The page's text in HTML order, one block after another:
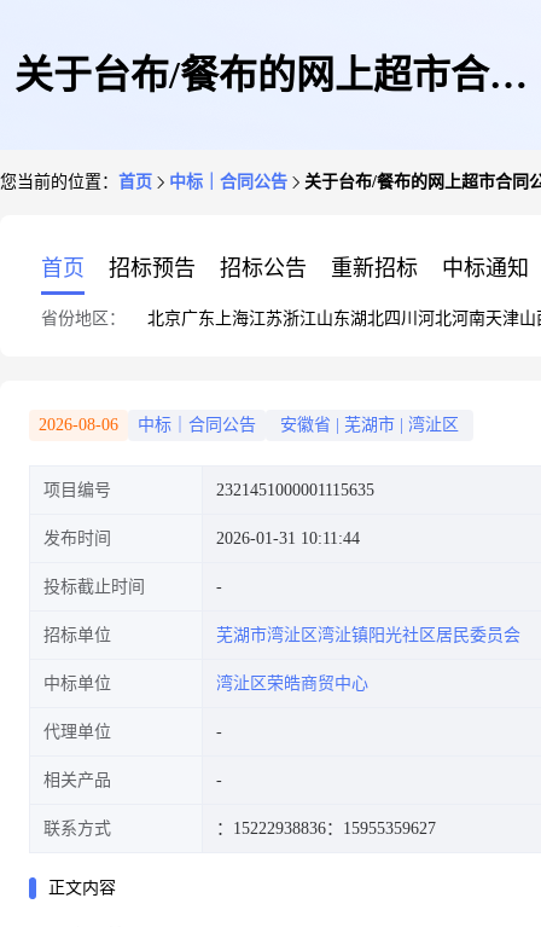
关于台布/餐布的网上超市合同
您当前的位置： 首页 中标｜合同公告 关于台布/餐布的网上超市合同
首页 招标预告 招标公告 重新招标 中标通知
省份地区： 北京广东 上海江苏浙江山东湖北四川 河北河南天津山
2026-08-06 中标｜合同公告 安徽省 芜湖市 湾沚区
项目编号 2321451000001115635
发布时间 2026-01-31 10:11:44
投标截止时间
招标单位 芜湖市湾沚区湾沚镇阳光社区居民委员会
中标单位 湾沚区荣皓商贸中心
代理单位
相关产品
联系方式 ：15222938836：15955359627
正文内容